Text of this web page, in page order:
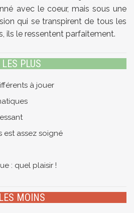
avec le coeur, mais sous une
qui se transpirent de tous les
ils le ressentent parfaitement.
LES PLUS
à jouer
est assez soigné
: quel plaisir !
LES MOINS